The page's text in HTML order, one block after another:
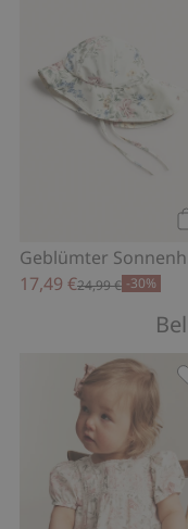
17,49 €24,99 € -30%